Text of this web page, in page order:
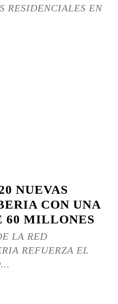
RESIDENCIALES EN
NUEVAS
CON UNA
60 MILLONES
LA RED
REFUERZA EL